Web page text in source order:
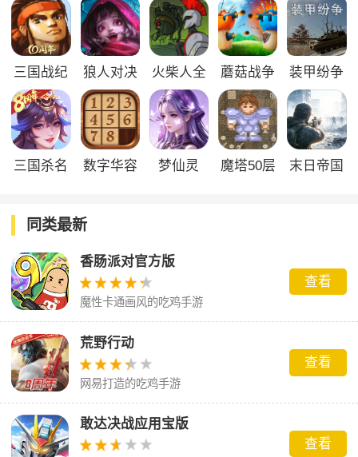
三国战纪 狼人对决
火柴人全
面战争
蘑菇战争
2
装甲纷争
决定版
三国杀名
数字华容
梦仙灵
魔塔50层
末日帝国
同类最新
香肠派对官方版
魔性卡通画风的吃鸡手游
查看
荒野行动
网易打造的吃鸡手游
查看
敢达决战应用宝版
查看